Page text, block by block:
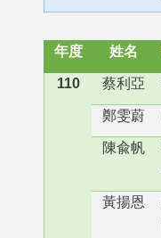
年度 姓名
110 蔡利亞
鄭雯蔚
陳兪帆
黃揚恩